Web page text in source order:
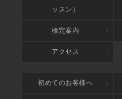
ッスン）
検定案内
アクセス
初めてのお客様へ